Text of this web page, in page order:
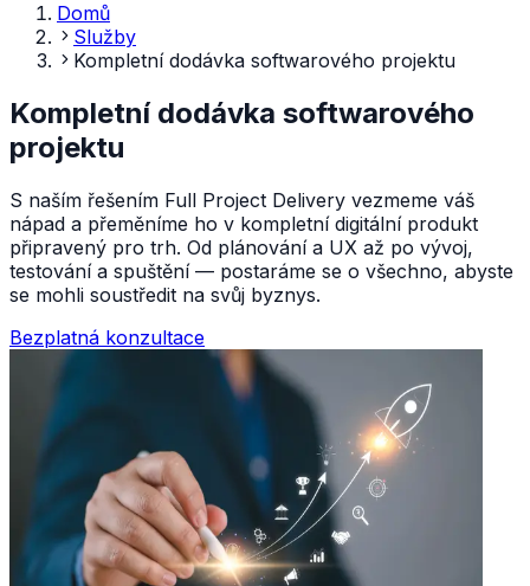
Domů
Služby
Kompletní dodávka softwarového projektu
Kompletní dodávka softwarového
projektu
S naším řešením Full Project Delivery vezmeme váš
nápad a přeměníme ho v kompletní digitální produkt
připravený pro trh. Od plánování a UX až po vývoj,
testování a spuštění — postaráme se o všechno, abyste
se mohli soustředit na svůj byznys.
Bezplatná konzultace